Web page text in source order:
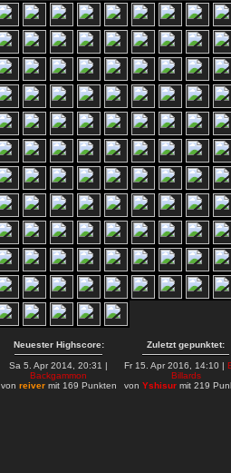
Neuester Highscore:
Sa 5. Apr 2014, 20:31 |
Backgammon
von reivermit 169 Punkten
Zuletzt gepunktet:
Fr 15. Apr 2016, 14:10 |
Billards
von Yshisurmit 219